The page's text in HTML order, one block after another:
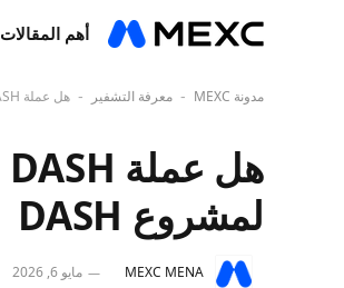
أهم المقالات
مدونة MEXC - معرفة التشفير - هل عملة DASH حلال أم حرام؟ تحليل شرعي شامل لمشروع DASH
لمشروع DASH
MEXC MENA مايو 6, 2026